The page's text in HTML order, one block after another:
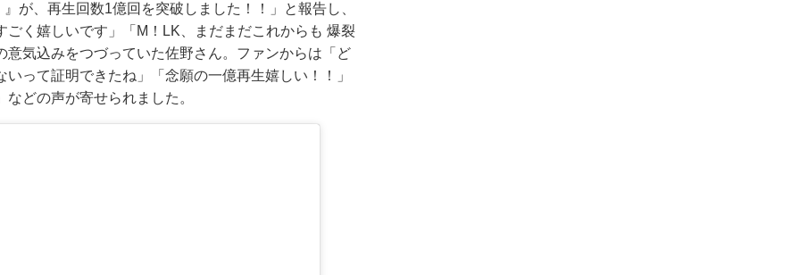
が、再生回数1億回を突破しました！！」と報告し、
ごく嬉しいです」「M！LK、まだまだこれからも 爆裂
気込みをつづっていた佐野さん。ファンからは「ど
って証明できたね」「念願の一億再生嬉しい！！」
どの声が寄せられました。